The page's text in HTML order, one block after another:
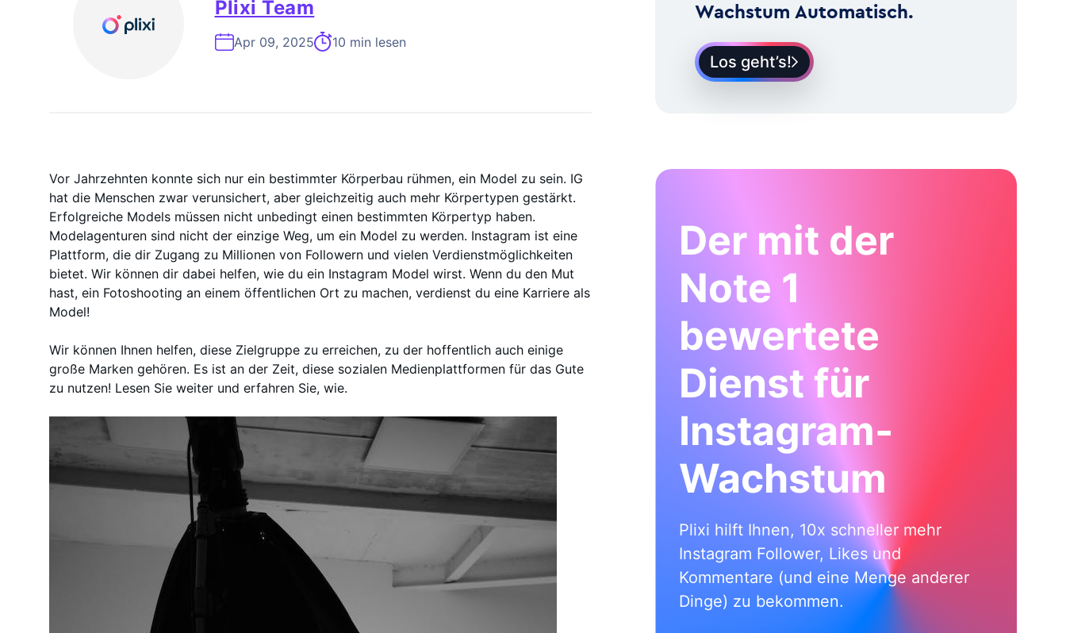
Plixi Team
Apr 09, 2025 10 min lesen
Wachstum Automatisch.
Los geht’s!
Vor Jahrzehnten konnte sich nur ein bestimmter Körperbau rühmen, ein Model zu sein. IG
hat die Menschen zwar verunsichert, aber gleichzeitig auch mehr Körpertypen gestärkt.
Erfolgreiche Models müssen nicht unbedingt einen bestimmten Körpertyp haben.
Modelagenturen sind nicht der einzige Weg, um ein Model zu werden. Instagram ist eine
Plattform, die dir Zugang zu Millionen von Followern und vielen Verdienstmöglichkeiten
bietet. Wir können dir dabei helfen, wie du ein Instagram Model wirst. Wenn du den Mut
hast, ein Fotoshooting an einem öffentlichen Ort zu machen, verdienst du eine Karriere als
Model!
Wir können Ihnen helfen, diese Zielgruppe zu erreichen, zu der hoffentlich auch einige
große Marken gehören. Es ist an der Zeit, diese sozialen Medienplattformen für das Gute
zu nutzen! Lesen Sie weiter und erfahren Sie, wie.
Der mit der
Note 1
bewertete
Dienst für
Instagram-
Wachstum
Plixi hilft Ihnen, 10x schneller mehr
Instagram Follower, Likes und
Kommentare (und eine Menge anderer
Dinge) zu bekommen.